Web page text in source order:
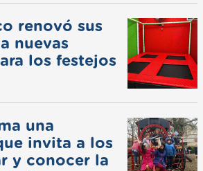
renovó sus
nuevas
los festejos
una
invita a los
y conocer la